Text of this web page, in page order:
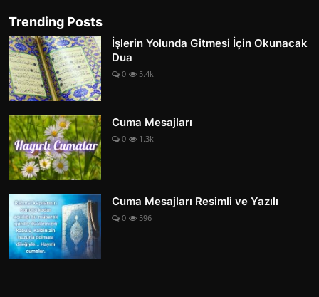
Trending Posts
İşlerin Yolunda Gitmesi İçin Okunacak
Dua
0 5.4k
Cuma Mesajları
0 1.3k
Cuma Mesajları Resimli ve Yazılı
0 596